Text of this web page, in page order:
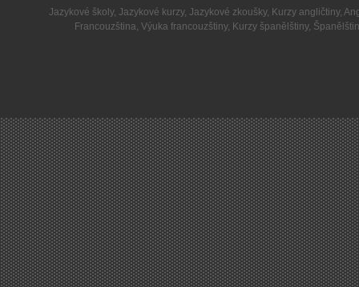
Jazykové školy, Jazykové kurzy, Jazykové zkoušky, Kurzy angličtiny,
Francouzština,Výuka francouzštiny, Kurzy španělštiny,